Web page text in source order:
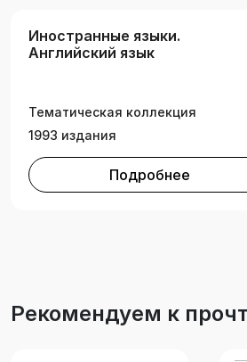
Иностранные языки.
Английский язык
Тематическая коллекция
1993 издания
Подробнее
Рекомендуем к